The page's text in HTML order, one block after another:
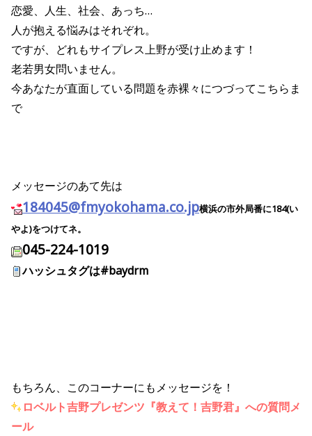
恋愛、人生、社会、あっち…
人が抱える悩みはそれぞれ。
ですが、どれもサイプレス上野が受け止めます！
老若男女問いません。
今あなたが直面している問題を赤裸々につづってこちらま
で
メッセージのあて先は
184045@fmyokohama.co.jp横浜の市外局番に184(い
やよ)をつけてネ。
045-224-1019
ハッシュタグは#baydrm
もちろん、このコーナーにもメッセージを！
ロベルト吉野プレゼンツ『教えて！吉野君』への質問メ
ール